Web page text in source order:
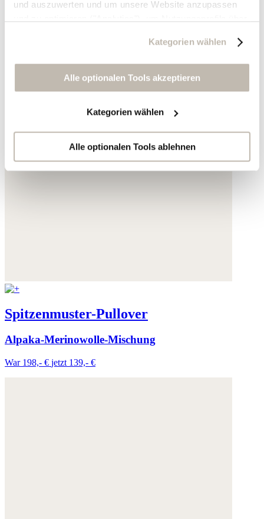
und auszuwerten und um unsere Website anzupassen
zu erstellen, um personalisierte Werbung auszuliefern,
Sie erneut mit Werbung anzusprechen sowie um unsere
Werbekampagnen auszuwerten ("Marketing").
Ihre Daten werden mit Dienstanbietern geteilt, die wir in
der Datenschutzerklärung genauer auflisten oder wenn
Sie auf "Kategorien wählen" klicken.
Indem Sie auf "Alle optionalen Tools akzeptieren" klicken,
AGB
Kategorien wählen
Alle optionalen Tools akzeptieren
Kategorien wählen
Alle optionalen Tools ablehnen
Spitzenmuster-Pullover
Alpaka-Merinowolle-Mischung
War 198,- € jetzt 139,- €